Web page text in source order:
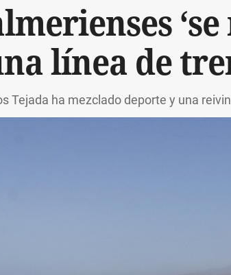
línea de
Tejada ha mezclado deporte y una